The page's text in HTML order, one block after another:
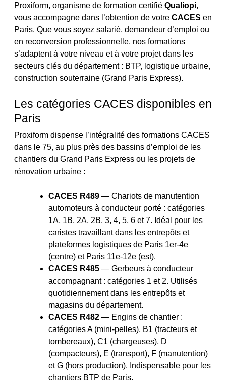
Proxiform, organisme de formation certifié Qualiopi,
vous accompagne dans l’obtention de votre CACES en
Paris. Que vous soyez salarié, demandeur d’emploi ou
en reconversion professionnelle, nos formations
s’adaptent à votre niveau et à votre projet dans les
secteurs clés du département : BTP, logistique urbaine,
construction souterraine (Grand Paris Express).
Les catégories CACES disponibles en
Paris
Proxiform dispense l’intégralité des formations CACES
dans le 75, au plus près des bassins d’emploi de les
chantiers du Grand Paris Express ou les projets de
rénovation urbaine :
CACES R489 — Chariots de manutention
automoteurs à conducteur porté : catégories
1A, 1B, 2A, 2B, 3, 4, 5, 6 et 7. Idéal pour les
caristes travaillant dans les entrepôts et
plateformes logistiques de Paris 1er-4e
(centre) et Paris 11e-12e (est).
CACES R485 — Gerbeurs à conducteur
accompagnant : catégories 1 et 2. Utilisés
quotidiennement dans les entrepôts et
magasins du département.
CACES R482 — Engins de chantier :
catégories A (mini-pelles), B1 (tracteurs et
tombereaux), C1 (chargeuses), D
(compacteurs), E (transport), F (manutention)
et G (hors production). Indispensable pour les
chantiers BTP de Paris.